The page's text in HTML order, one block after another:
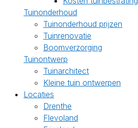
Tuinonderhoud
Tuinonderhoud prijzen
Tuinrenovatie
Boomverzorging
Tuinontwerp
Tuinarchitect
Kleine tuin ontwerpen
Locaties
Drenthe
Flevoland